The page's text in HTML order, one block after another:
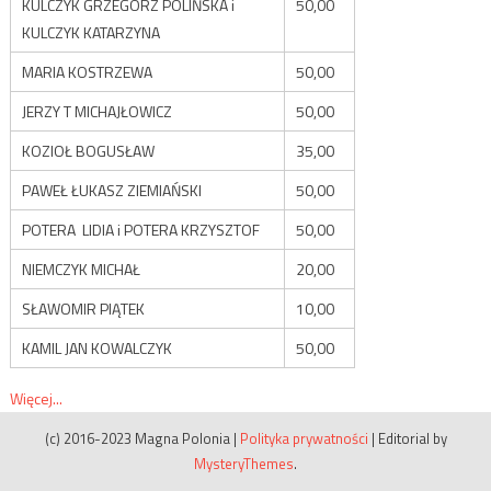
KULCZYK GRZEGORZ POLIŃSKA i
KULCZYK KATARZYNA
50,00
MARIA KOSTRZEWA
50,00
JERZY T MICHAJŁOWICZ
50,00
KOZIOŁ BOGUSŁAW
35,00
PAWEŁ ŁUKASZ ZIEMIAŃSKI
50,00
POTERA LIDIA i POTERA KRZYSZTOF
50,00
NIEMCZYK MICHAŁ
20,00
SŁAWOMIR PIĄTEK
10,00
KAMIL JAN KOWALCZYK
50,00
Więcej...
(c) 2016-2023 Magna Polonia | Polityka prywatności | Editorial by
MysteryThemes.